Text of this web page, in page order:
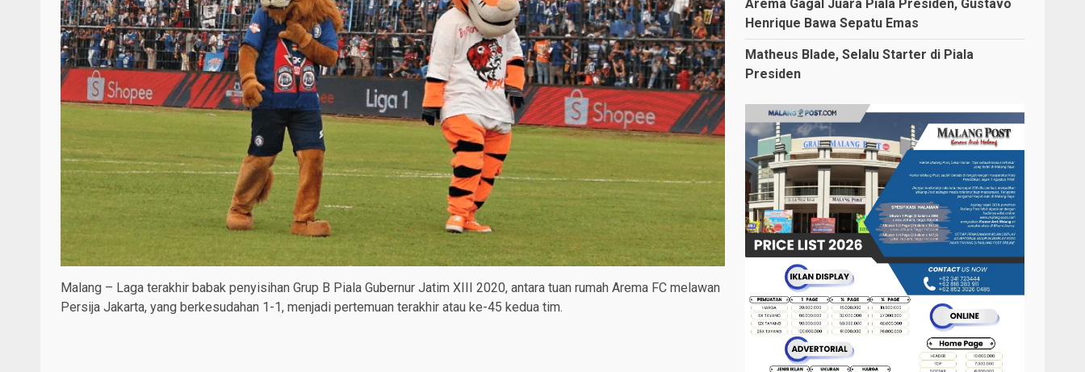
Malang – Laga terakhir babak penyisihan Grup B Piala Gubernur Jatim XIII 2020, antara tuan rumah Arema FC melawan
Persija Jakarta, yang berkesudahan 1-1, menjadi pertemuan terakhir atau ke-45 kedua tim.
Arema Gagal Juara Piala Presiden, Gustavo
Henrique Bawa Sepatu Emas
Matheus Blade, Selalu Starter di Piala
Presiden